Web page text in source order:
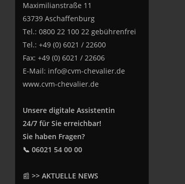
Maximilianstraße 11
63739 Aschaffenburg
Tel.: 0800 22 100 22 gebührenfrei
Tel.: +49 (0) 6021 / 22600
Fax: +49 (0) 6021 / 22606
E-Mail: info@cvm-chevalier.de
www.cvm-chevalier.de
Unsere digitale Assistentin
24/7 für Sie erreichbar!
Sie haben Fragen?
📞 06021 54 00 00
📰 >> AKTUELLE NEWS